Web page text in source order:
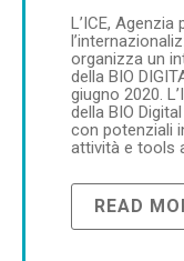
L’ICE,
organizza un
della BIO
giugno 2020.
della BIO
con potenziali
attività e tools
READ